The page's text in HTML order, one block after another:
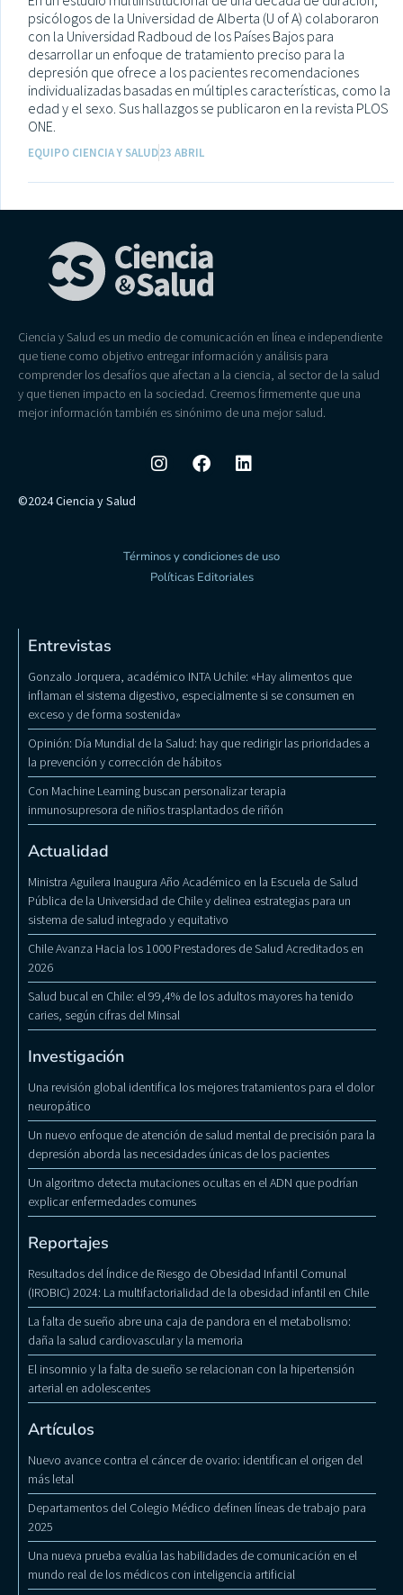
psicólogos de la Universidad de Alberta (U of A) colaboraron
con la Universidad Radboud de los Países Bajos para
desarrollar un enfoque de tratamiento preciso para la
depresión que ofrece a los pacientes recomendaciones
individualizadas basadas en múltiples características, como la
edad y el sexo. Sus hallazgos se publicaron en la revista PLOS
ONE.
EQUIPO CIENCIA Y SALUD23 ABRIL
Ciencia y Salud es un medio de comunicación en línea e independiente
que tiene como objetivo entregar información y análisis para
comprender los desafíos que afectan a la ciencia, al sector de la salud
y que tienen impacto en la sociedad. Creemos firmemente que una
mejor información también es sinónimo de una mejor salud.
©2024 Ciencia y Salud
Términos y condiciones de uso
Políticas Editoriales
Entrevistas
Gonzalo Jorquera, académico INTA Uchile: «Hay alimentos que
inflaman el sistema digestivo, especialmente si se consumen en
exceso y de forma sostenida»
Opinión: Día Mundial de la Salud: hay que redirigir las prioridades a
la prevención y corrección de hábitos
Con Machine Learning buscan personalizar terapia
inmunosupresora de niños trasplantados de riñón
Actualidad
Ministra Aguilera Inaugura Año Académico en la Escuela de Salud
Pública de la Universidad de Chile y delinea estrategias para un
sistema de salud integrado y equitativo
Chile Avanza Hacia los 1000 Prestadores de Salud Acreditados en
2026
Salud bucal en Chile: el 99,4% de los adultos mayores ha tenido
caries, según cifras del Minsal
Investigación
Una revisión global identifica los mejores tratamientos para el dolor
neuropático
Un nuevo enfoque de atención de salud mental de precisión para la
depresión aborda las necesidades únicas de los pacientes
Un algoritmo detecta mutaciones ocultas en el ADN que podrían
explicar enfermedades comunes
Reportajes
Resultados del Índice de Riesgo de Obesidad Infantil Comunal
(IROBIC) 2024: La multifactorialidad de la obesidad infantil en Chile
La falta de sueño abre una caja de pandora en el metabolismo:
daña la salud cardiovascular y la memoria
El insomnio y la falta de sueño se relacionan con la hipertensión
arterial en adolescentes
Artículos
Nuevo avance contra el cáncer de ovario: identifican el origen del
más letal
Departamentos del Colegio Médico definen líneas de trabajo para
2025
Una nueva prueba evalúa las habilidades de comunicación en el
mundo real de los médicos con inteligencia artificial